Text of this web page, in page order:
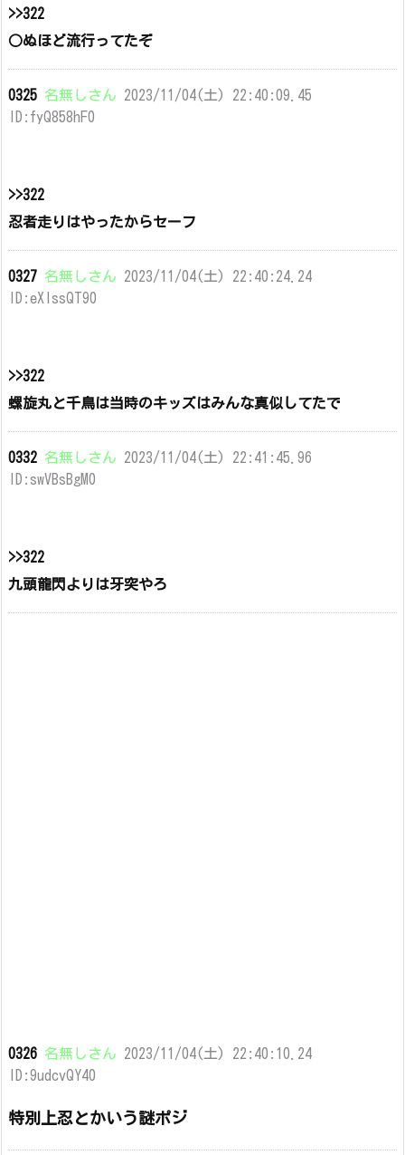
>>322
○ぬほど流行ってたぞ
0325 名無しさん 2023/11/04(土) 22:40:09.45
ID:fyQ858hF0
>>322
忍者走りはやったからセーフ
0327 名無しさん 2023/11/04(土) 22:40:24.24
ID:eXlssQT90
>>322
螺旋丸と千鳥は当時のキッズはみんな真似してたで
0332 名無しさん 2023/11/04(土) 22:41:45.96
ID:swVBsBgM0
>>322
九頭龍閃よりは牙突やろ
0326 名無しさん 2023/11/04(土) 22:40:10.24
ID:9udcvQY40
特別上忍とかいう謎ポジ